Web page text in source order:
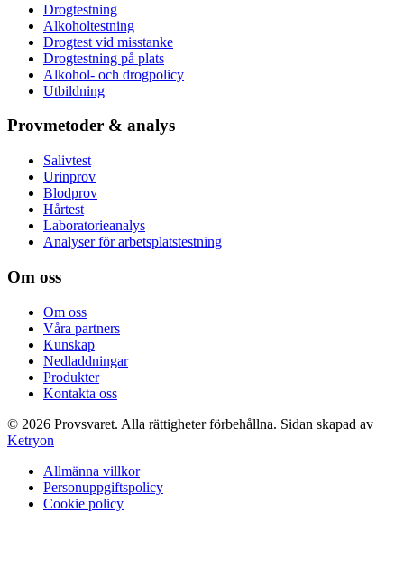
Drogtestning
Alkoholtestning
Drogtest vid misstanke
Drogtestning på plats
Alkohol- och drogpolicy
Utbildning
Provmetoder & analys
Salivtest
Urinprov
Blodprov
Hårtest
Laboratorieanalys
Analyser för arbetsplatstestning
Om oss
Om oss
Våra partners
Kunskap
Nedladdningar
Produkter
Kontakta oss
© 2026 Provsvaret. Alla rättigheter förbehållna. Sidan skapad av
Ketryon
Allmänna villkor
Personuppgiftspolicy
Cookie policy